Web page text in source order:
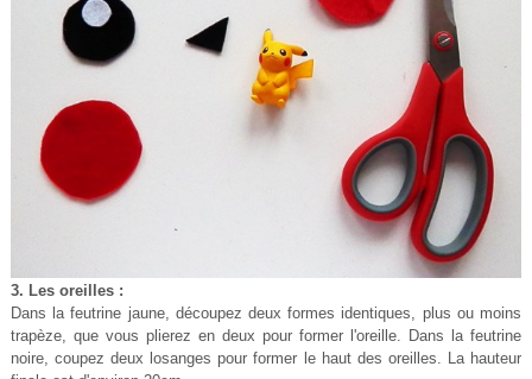
3. Les oreilles :
Dans la feutrine jaune, découpez deux formes identiques, plus ou moins
trapèze, que vous plierez en deux pour former l'oreille. Dans la feutrine
noire, coupez deux losanges pour former le haut des oreilles. La hauteur